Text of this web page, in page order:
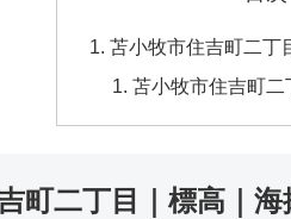
苫小牧市住吉町二丁
苫小牧市住吉町二
町二丁目｜標高｜